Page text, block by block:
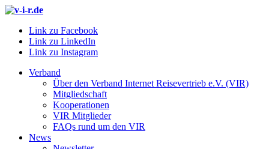
Link zu Facebook
Link zu LinkedIn
Link zu Instagram
Verband
Über den Verband Internet Reisevertrieb e.V. (VIR)
Mitgliedschaft
Kooperationen
VIR Mitglieder
FAQs rund um den VIR
News